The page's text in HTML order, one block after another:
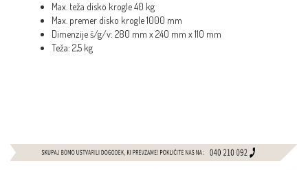
Max. teža disko krogle 40 kg
Max. premer disko krogle 1000 mm
Dimenzije š/g/v: 280 mm x 240 mm x 110 mm
Teža: 2,5 kg